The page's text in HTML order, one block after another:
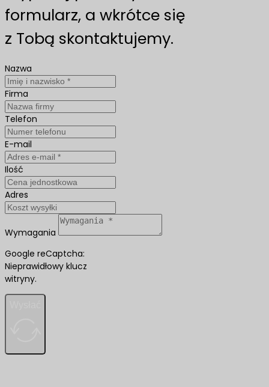
formularz, a wkrótce się
z Tobą skontaktujemy.
Nazwa
Firma
Telefon
E-mail
Ilość
Adres
Wymagania
Google reCaptcha:
Nieprawidłowy klucz
witryny.